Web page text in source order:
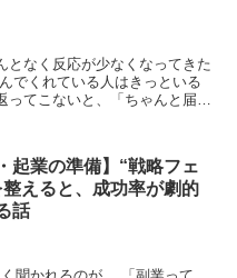
となく反応が少なくなってきた
でくれている人はきっといる
てこないと、「ちゃんと届い
起業の準備】“戦略フェ
整えると、成功率が劇的
話